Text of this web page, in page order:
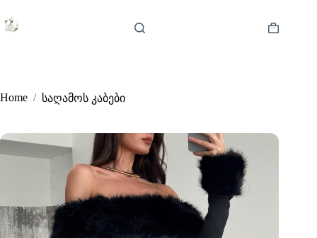
to
content
Shopping
Home / საღამოს კაბები